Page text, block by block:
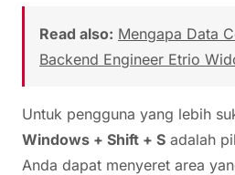
Read also: Mengapa Data
Backend Engineer Etrio
Untuk pengguna yang lebih
Windows + Shift + S adalah
Anda dapat menyeret area